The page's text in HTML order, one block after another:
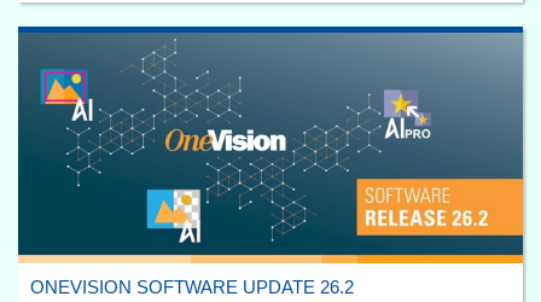
ONEVISION SOFTWARE UPDATE 26.2